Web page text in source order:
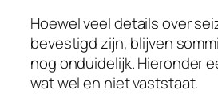
Hoewel veel details over
bevestigd zijn, blijven
nog onduidelijk. Hieronder
wat wel en niet vaststaat.